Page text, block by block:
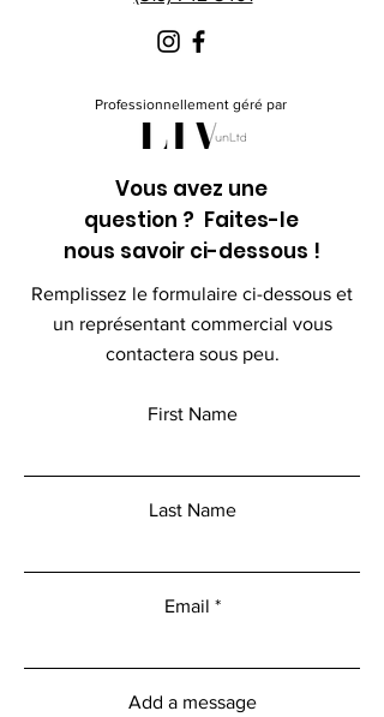
Professionnellement géré par
Vous avez une
question ? Faites-le
nous savoir ci-dessous !
Remplissez le formulaire ci-dessous et
un représentant commercial vous
contactera sous peu.
First Name
Last Name
Email
Add a message